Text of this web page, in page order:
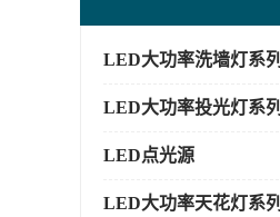
LED大功率洗墙灯系列
LED大功率投光灯系列
LED点光源
LED大功率天花灯系列